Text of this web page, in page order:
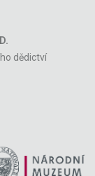
dědictví